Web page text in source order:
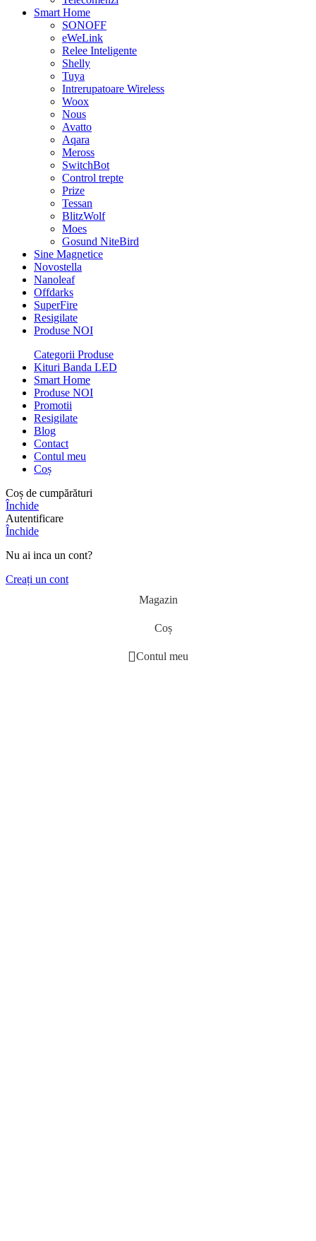
Smart Home
SONOFF
eWeLink
Relee Inteligente
Shelly
Tuya
Intrerupatoare Wireless
Woox
Nous
Avatto
Aqara
Meross
SwitchBot
Control trepte
Prize
Tessan
BlitzWolf
Moes
Gosund NiteBird
Sine Magnetice
Novostella
Nanoleaf
Offdarks
SuperFire
Resigilate
Produse NOI
Categorii Produse
Kituri Banda LED
Smart Home
Produse NOI
Promotii
Resigilate
Blog
Contact
Contul meu
Coș
Coș de cumpărături
Închide
Autentificare
Închide
Nu ai inca un cont?
Creați un cont
Magazin
Coș
Contul meu